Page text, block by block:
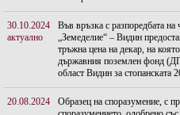
30.10.2024
актуално
Във връзка с разпоредбата
„Земеделие“ – Видин
тръжна цена на декар, на
държавния поземлен фонд
област Видин за стопанската
20.08.2024
Образец на споразумение, с